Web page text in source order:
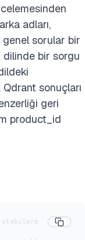
adları,
genel sorular bir
dilinde bir sorgu
sonuçları
geri
product_id
stabilere